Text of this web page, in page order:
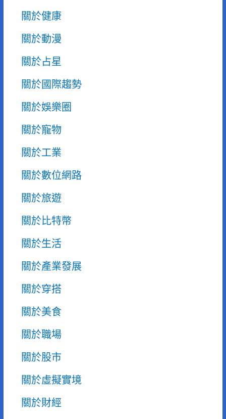
關於健康
關於動漫
關於占星
關於國際趨勢
關於娛樂圈
關於寵物
關於工業
關於數位網路
關於旅遊
關於比特幣
關於生活
關於產業發展
關於穿搭
關於美食
關於職場
關於股市
關於虛擬實境
關於財經